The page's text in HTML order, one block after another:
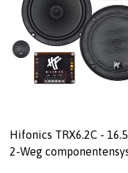
Hifonics TRX6.2C - 16.5 cm -
2-Weg